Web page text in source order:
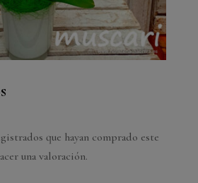
que hayan comprado este
una valoración.